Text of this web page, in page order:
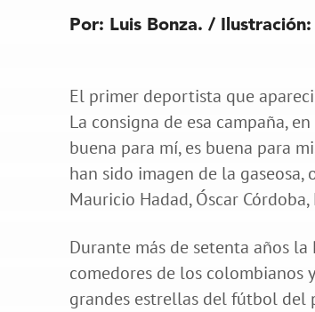
Por: Luis Bonza. /
El primer deportista que
La consigna de esa campaña,
buena para mí, es buena para
han sido imagen de la
Mauricio Hadad, Óscar
Durante más de setenta años
comedores de los colombianos
grandes estrellas del fútbol del